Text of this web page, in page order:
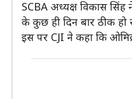
SCBA अध्यक्ष विकास
के कुछ ही दिन बार ठीक हो
इस पर CJI ने कहा कि